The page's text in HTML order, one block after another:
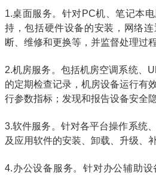
1.桌面服务。针对PC机、笔记本
持，包括硬件设备的安装，网络
断、维修和更换等，并监督处理过
2.机房服务。包括机房空调系统、
的定期检查记录，机房设备运行有
行参数指标；发现和报告设备安全
3.软件服务。针对各平台操作系统
及应用软件的安装、卸载、升级、
4.办公设备服务。针对办公辅助